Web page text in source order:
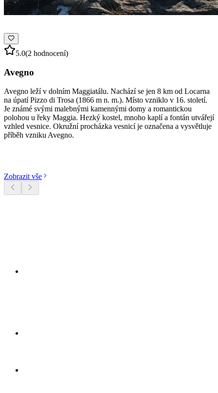
5.0(2 hodnocení)
Avegno
Avegno leží v dolním Maggiatálu. Nachází se jen 8 km od Locarna
na úpatí Pizzo di Trosa (1866 m n. m.). Místo vzniklo v 16. století.
Je známé svými malebnými kamennými domy a romantickou
polohou u řeky Maggia. Hezký kostel, mnoho kaplí a fontán utvářejí
vzhled vesnice. Okružní procházka vesnicí je označena a vysvětluje
příběh vzniku Avegno.
Zobrazit vše